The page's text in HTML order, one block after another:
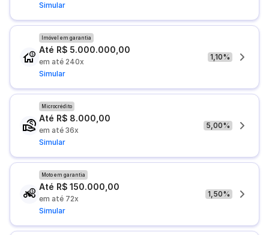
Simular
Imóvel em garantia
Até R$ 5.000.000,00
em até 240x
Simular
1,10%
Microcrédito
Até R$ 8.000,00
em até 36x
Simular
5,00%
Moto em garantia
Até R$ 150.000,00
em até 72x
Simular
1,50%